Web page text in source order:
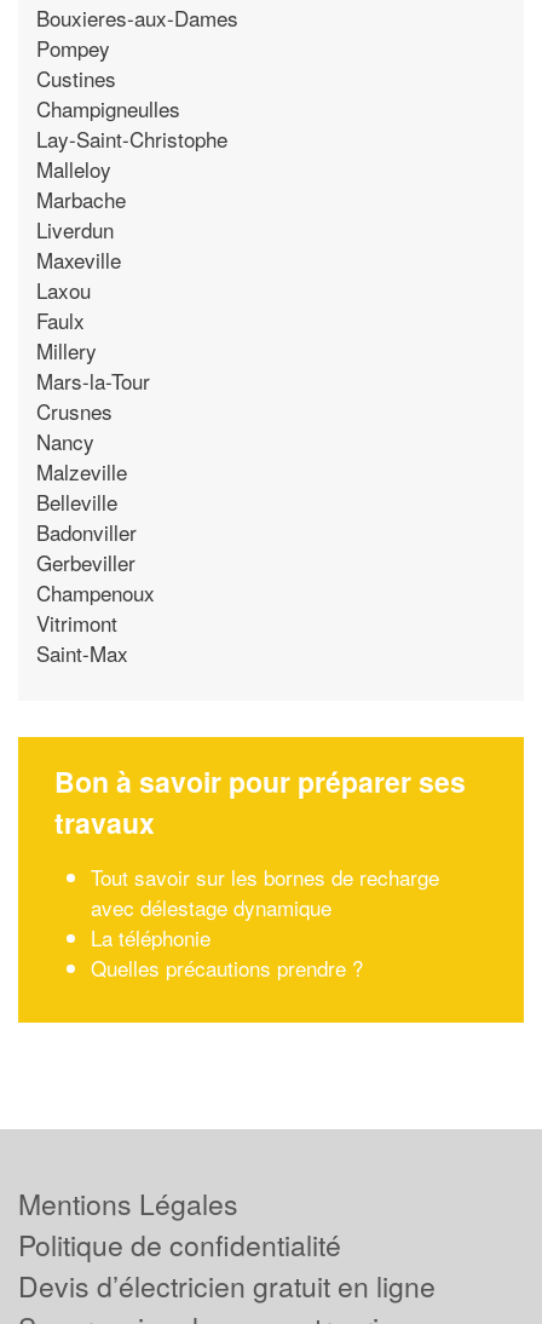
Bouxieres-aux-Dames
Pompey
Custines
Champigneulles
Lay-Saint-Christophe
Malleloy
Marbache
Liverdun
Maxeville
Laxou
Faulx
Millery
Mars-la-Tour
Crusnes
Nancy
Malzeville
Belleville
Badonviller
Gerbeviller
Champenoux
Vitrimont
Saint-Max
Bon à savoir pour préparer ses
travaux
Tout savoir sur les bornes de recharge
avec délestage dynamique
La téléphonie
Quelles précautions prendre ?
Mentions Légales
Politique de confidentialité
Devis d’électricien gratuit en ligne